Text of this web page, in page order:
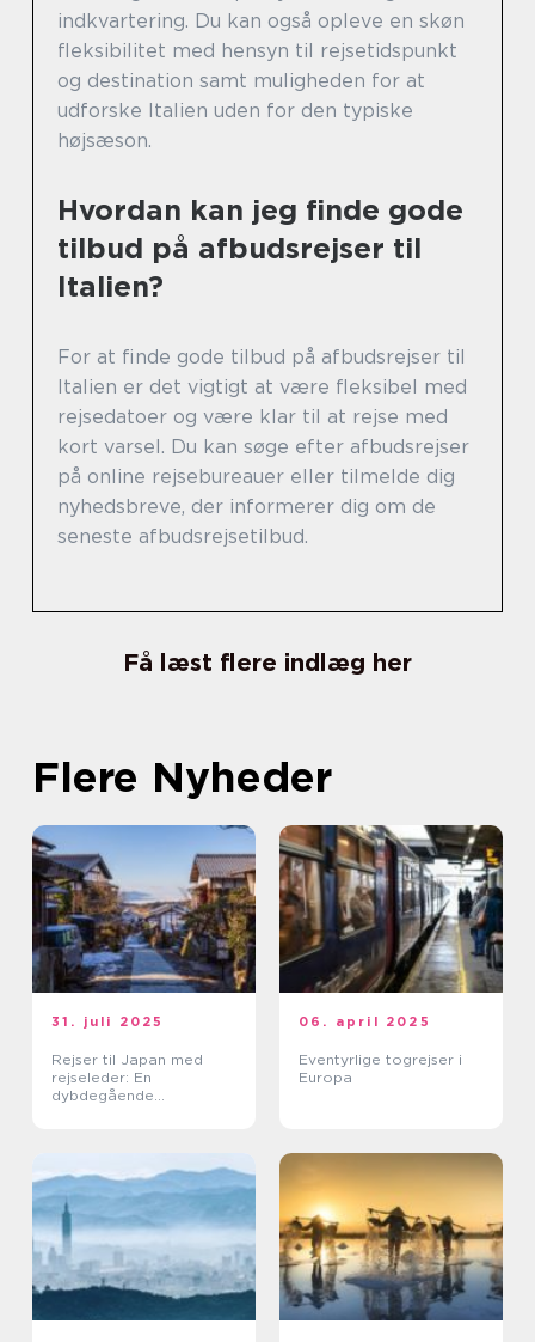
indkvartering. Du kan også opleve en skøn
fleksibilitet med hensyn til rejsetidspunkt
og destination samt muligheden for at
udforske Italien uden for den typiske
højsæson.
Hvordan kan jeg finde gode
tilbud på afbudsrejser til
Italien?
For at finde gode tilbud på afbudsrejser til
Italien er det vigtigt at være fleksibel med
rejsedatoer og være klar til at rejse med
kort varsel. Du kan søge efter afbudsrejser
på online rejsebureauer eller tilmelde dig
nyhedsbreve, der informerer dig om de
seneste afbudsrejsetilbud.
Få læst flere indlæg her
Flere Nyheder
31. juli 2025
Rejser til Japan med
rejseleder: En
dybdegående
06. april 2025
Eventyrlige togrejser i
Europa